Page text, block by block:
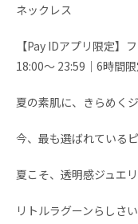
ネックレス
【Pay IDアプリ限定】
18:00～ 23:59│6時間限
夏の素肌に、きらめく
今、最も選ばれている
夏こそ、透明感ジュエ
リトルラグーンらしさ